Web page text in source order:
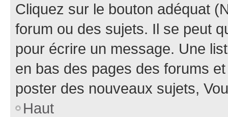
Cliquez sur le bouton adéquat
forum ou des sujets. Il se peut
pour écrire un message. Une
en bas des pages des forums
poster des nouveaux sujets,
Haut